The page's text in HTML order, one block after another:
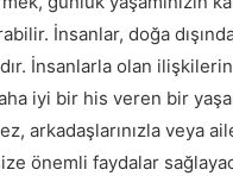
İnsanlar, doğa
İnsanlarla olan
iyi bir his veren bir
arkadaşlarınızla veya
önemli faydalar